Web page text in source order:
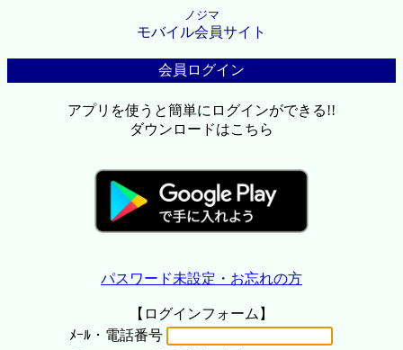
ノジマ
モバイル会員サイト
会員ログイン
アプリを使うと簡単にログインができる!!
ダウンロードはこちら
パスワード未設定・お忘れの方
【ログインフォーム】
ﾒｰﾙ・電話番号